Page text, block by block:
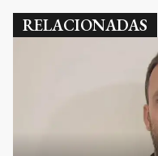
RELACIONADAS